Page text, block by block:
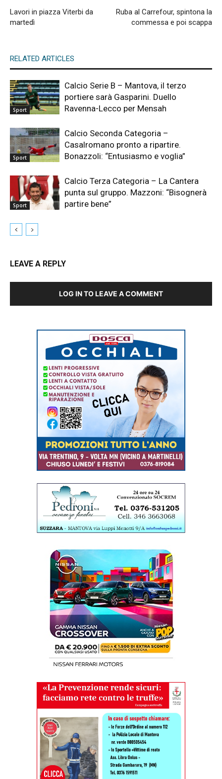
Lavori in piazza Viterbi da
martedì
Ruba al Carrefour, spintona la
commessa e poi scappa
RELATED ARTICLES
Sport
Calcio Serie B – Mantova, il terzo
portiere sarà Gasparini. Duello
Ravenna-Lecco per Mensah
Sport
Calcio Seconda Categoria –
Casalromano pronto a ripartire.
Bonazzoli: “Entusiasmo e voglia”
Sport
Calcio Terza Categoria – La Cantera
punta sul gruppo. Mazzoni: “Bisognerà
partire bene”
LEAVE A REPLY
LOG IN TO LEAVE A COMMENT